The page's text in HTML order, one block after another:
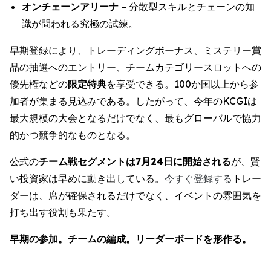
オンチェーンアリーナ – 分散型スキルとチェーンの知
識が問われる究極の試練。
早期登録により、トレーディングボーナス、ミステリー賞
品の抽選へのエントリー、チームカテゴリースロットへの
優先権などの限定特典を享受できる。100か国以上から参
加者が集まる見込みである。したがって、今年のKCGIは
最大規模の大会となるだけでなく、最もグローバルで協力
的かつ競争的なものとなる。
公式のチーム戦セグメントは7月24日に開始されるが、賢
い投資家は早めに動き出している。 今すぐ登録する トレー
ダーは、席が確保されるだけでなく、イベントの雰囲気を
打ち出す役割も果たす。
早期の参加。チームの編成。リーダーボードを形作る。